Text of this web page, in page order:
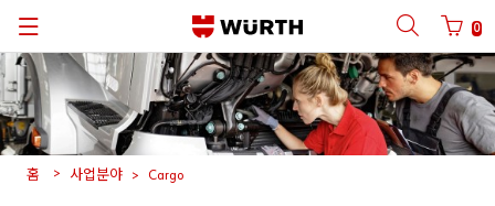
0
뒤로
사용자 이름사용 파트너번호로 로그인
뒤로
카탈로그
뒤로
Automotive
뒤로
ORSY® 시스템
뒤로
품질 프로세스관리
뒤로
뷔르트 그룹
뷔르트
뒤로
한국어
홈 사업분야 Cargo